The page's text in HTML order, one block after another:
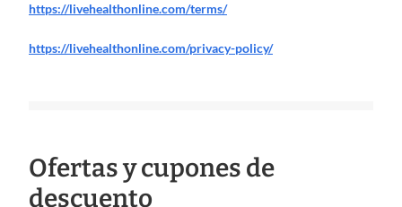
https://livehealthonline.com/terms/
https://livehealthonline.com/privacy-policy/
Ofertas y cupones de
descuento